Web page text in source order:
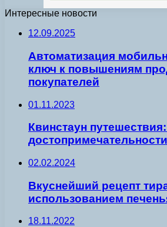
Интересные новости
12.09.2025
Автоматизация
ключ к повышениям
покупателей
01.11.2023
Квинстаун
достопримечательности
02.02.2024
Вкуснейший рецепт
использованием
18.11.2022